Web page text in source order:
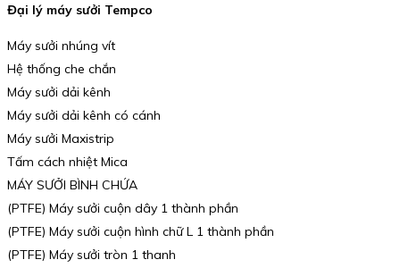
Đại lý máy sưởi Tempco
Máy sưởi nhúng vít
Hệ thống che chắn
Máy sưởi dải kênh
Máy sưởi dải kênh có cánh
Máy sưởi Maxistrip
Tấm cách nhiệt Mica
MÁY SƯỞI BÌNH CHỨA
(PTFE) Máy sưởi cuộn dây 1 thành phần
(PTFE) Máy sưởi cuộn hình chữ L 1 thành phần
(PTFE) Máy sưởi tròn 1 thanh